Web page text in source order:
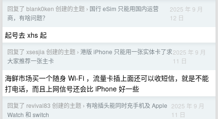
回复了 blank0ken 创建的主题 › 国行 eSim 只能用国内运营
商，有啥问题？
2025 年 9 月
12 日
起号去 xhs 起
回复了 xsesjia 创建的主题 › 港版 iPhone 只能用一张实体卡了求
大家推荐一张主卡
2025 年 9 月
11 日
海鲜市场买一个随身 Wi-Fi ，流量卡插上面还可以收短信，就是不能
打电话，而且上网信号还会比 iPhone 好一些
回复了 revival83 创建的主题 › 有啥插头能同时充手机及 Apple
Watch 和 switch
2025 年 9 月
11 日